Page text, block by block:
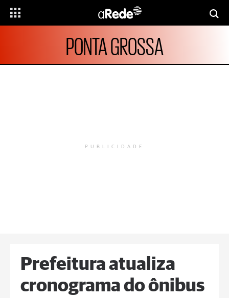
PONTA GROSSA
PUBLICIDADE
Prefeitura atualiza
cronograma do ônibus